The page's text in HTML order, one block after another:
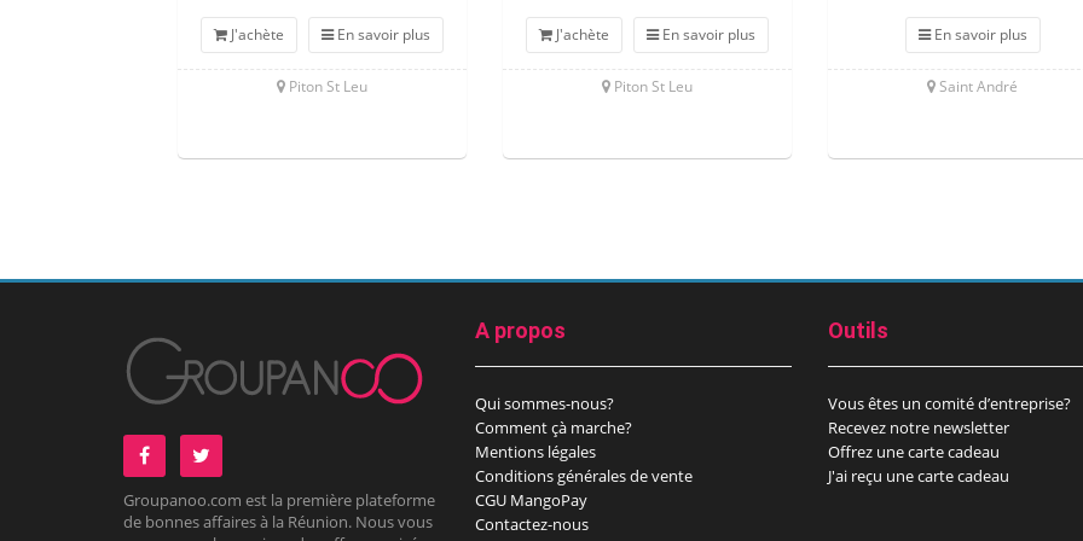
J'achète En savoir plus
Piton St Leu
J'achète En savoir plus
Piton St Leu
En savoir plus
Saint André
Groupanoo.com est la première plateforme
de bonnes affaires à la Réunion. Nous vous
A propos
Qui sommes-nous?
Comment çà marche?
Mentions légales
Conditions générales de vente
CGU MangoPay
Contactez-nous
Outils
Vous êtes un comité d’entreprise?
Recevez notre newsletter
Offrez une carte cadeau
J'ai reçu une carte cadeau